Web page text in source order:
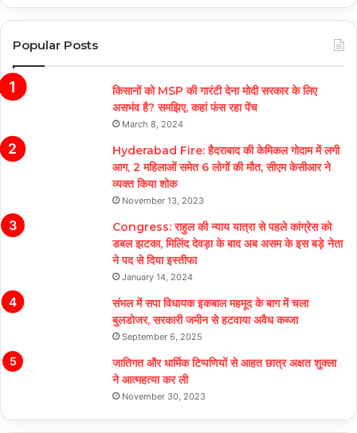
Popular Posts
किसानों को MSP की गारंटी देना मोदी सरकार के लिए
असभंव है? समझिए, कहां फंस रहा पेंच
March 8, 2024
Hyderabad Fire: हैदराबाद की केमिकल गोदाम में लगी
आग, 2 महिलाओं समेत 6 लोगों की मौत, सीएम केसीआर ने
व्यक्त किया शोक
November 13, 2023
Congress: राहुल की न्याय यात्रा से पहले कांग्रेस को
डबल झटका, मिलिंद देवड़ा के बाद अब असम के इस बड़े नेता
ने पद से दिया इस्तीफा
January 14, 2024
संभल में सपा विधायक इकबाल महमूद के बाग में चला
बुलडोजर, सरकारी जमीन से हटवाया अवैध कब्जा
September 6, 2025
जातिगत और धार्मिक टिप्पणियों से आहत छात्र अक्षत शुक्ला
ने आत्महत्या कर ली
November 30, 2023